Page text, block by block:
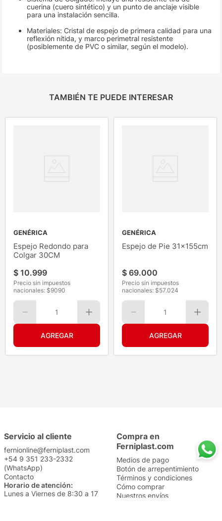
cuerina (cuero sintético) y un punto de anclaje visible
para una instalación sencilla.
Materiales: Cristal de espejo de primera calidad para una
reflexión nítida, y marco perimetral resistente
(posiblemente de PVC o similar, según el modelo).
TAMBIÉN TE PUEDE INTERESAR
GENÉRICA
Espejo Redondo para
Colgar 30CM
$ 10.999
Precio sin impuestos
nacionales: $9090
1
GENÉRICA
Espejo de Pie 31x155cm
$ 69.000
Precio sin impuestos
nacionales: $57.024
1
Servicio al cliente
fernionline@ferniplast.com
+54 9 351 233-2332
(WhatsApp)
Contacto
Horario de atención:
Lunes a Viernes de 8:30 a 17
Compra en
Ferniplast.com
Medios de pago
Botón de arrepentimiento
Términos y condiciones
Cómo comprar
Nuestros envíos